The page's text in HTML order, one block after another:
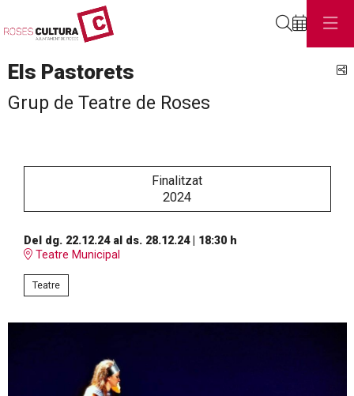
Els Pastorets
Grup de Teatre de Roses
Finalitzat
2024
Del dg. 22.12.24al ds. 28.12.24| 18:30 h
Teatre Municipal
Teatre